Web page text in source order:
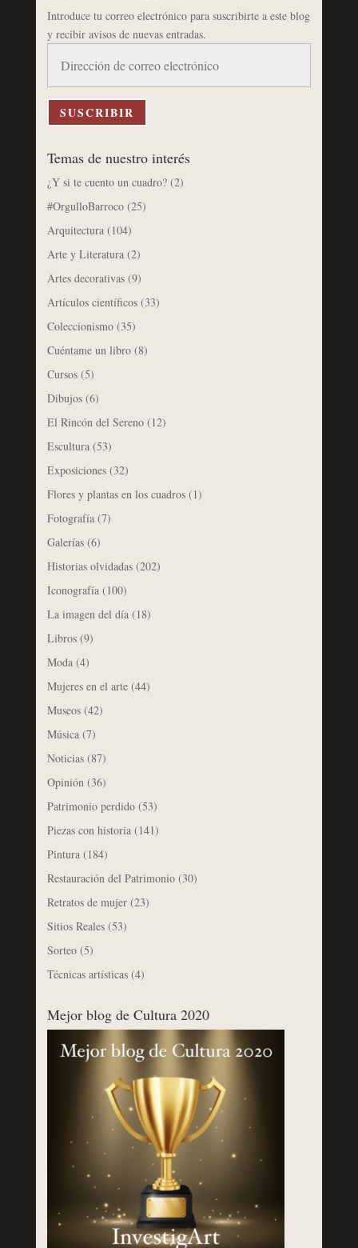
Introduce tu correo electrónico para suscribirte a este blog
y recibir avisos de nuevas entradas.
correo
electrónico
SUSCRIBIR
Temas de nuestro interés
¿Y si te cuento un cuadro?(2)
#OrgulloBarroco(25)
Arquitectura(104)
Arte y Literatura(2)
Artes decorativas(9)
Artículos científicos(33)
Coleccionismo(35)
Cuéntame un libro(8)
Cursos(5)
Dibujos(6)
El Rincón del Sereno(12)
Escultura(53)
Exposiciones(32)
Flores y plantas en los cuadros(1)
Fotografía(7)
Galerías(6)
Historias olvidadas(202)
Iconografía(100)
La imagen del día(18)
Libros(9)
Moda(4)
Mujeres en el arte(44)
Museos(42)
Música(7)
Noticias(87)
Opinión(36)
Patrimonio perdido(53)
Piezas con historia(141)
Pintura(184)
Restauración del Patrimonio(30)
Retratos de mujer(23)
Sitios Reales(53)
Sorteo(5)
Técnicas artísticas(4)
Mejor blog de Cultura 2020